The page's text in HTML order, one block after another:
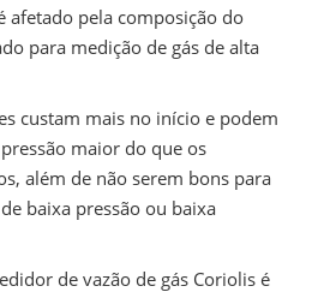
afetado pela composição do
para medição de gás de alta
custam mais no início e podem
maior do que os
além de não serem bons para
baixa pressão ou baixa
de vazão de gás Coriolis é